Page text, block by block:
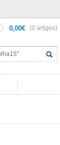
(0 artigos)
0,00€